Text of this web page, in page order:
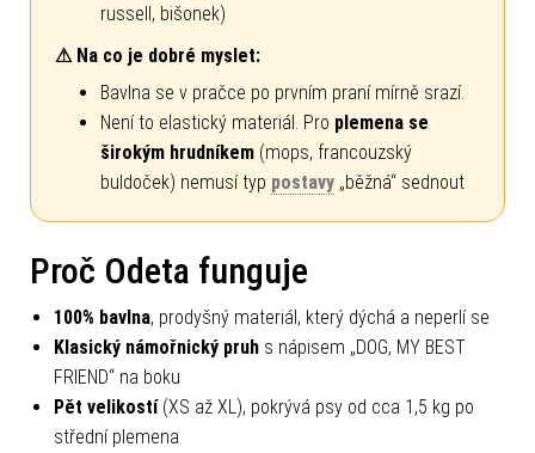
russell, bišonek)
⚠ Na co je dobré myslet:
Bavlna se v pračce po prvním praní mírně srazí.
Není to elastický materiál. Pro plemena se
širokým hrudníkem (mops, francouzský
buldoček) nemusí typ postavy „běžná“ sednout
Proč Odeta funguje
100% bavlna, prodyšný materiál, který dýchá a neperlí se
Klasický námořnický pruh s nápisem „DOG, MY BEST
FRIEND“ na boku
Pět velikostí(XS až XL), pokrývá psy od cca 1,5 kg po
střední plemena